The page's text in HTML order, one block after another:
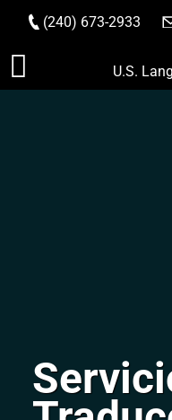
Saltar
(240) 673-2933
U.S.